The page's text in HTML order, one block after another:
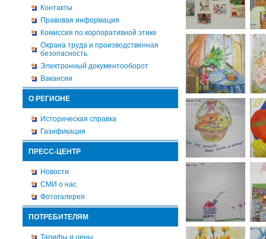
Контакты
Правовая информация
Комиссия по корпоративной этике
Охрана труда и производственная
безопасность
Электронный документооборот
Вакансии
О РЕГИОНЕ
Историческая справка
Газификация
ПРЕСС-ЦЕНТР
Новости
СМИ о нас
Фотогалерея
ПОТРЕБИТЕЛЯМ
Тарифы и цены